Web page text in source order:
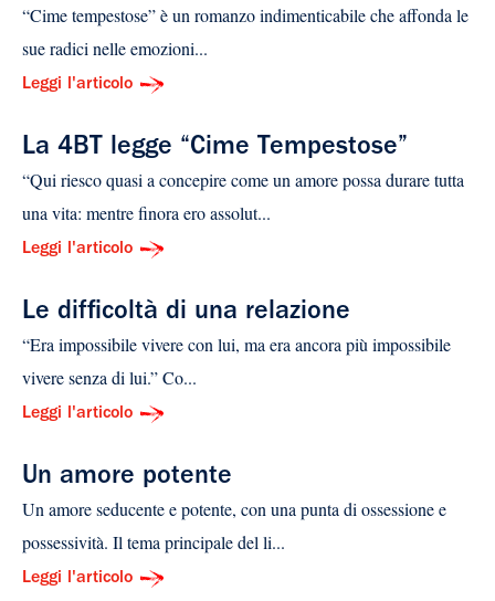
“Cime tempestose” è un romanzo indimenticabile che affonda le
sue radici nelle emozioni...
Leggi l'articolo
La 4BT legge “Cime Tempestose”
“Qui riesco quasi a concepire come un amore possa durare tutta
una vita: mentre finora ero assolut...
Leggi l'articolo
Le difficoltà di una relazione
“Era impossibile vivere con lui, ma era ancora più impossibile
vivere senza di lui.” Co...
Leggi l'articolo
Un amore potente
Un amore seducente e potente, con una punta di ossessione e
possessività. Il tema principale del li...
Leggi l'articolo